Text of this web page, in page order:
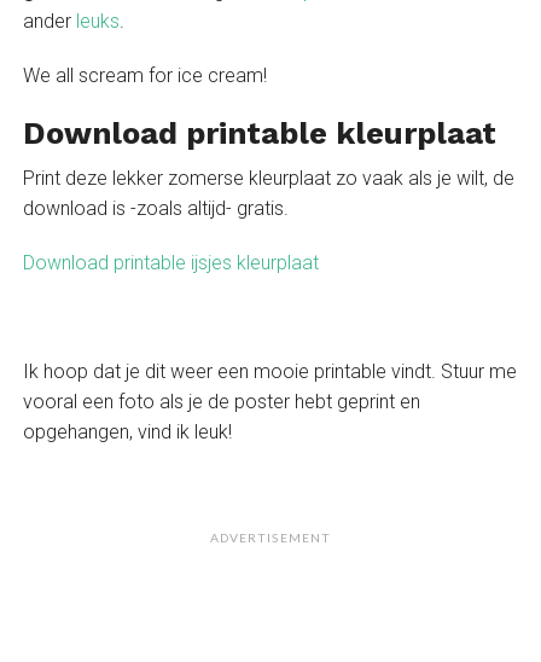
ander leuks.
We all scream for ice cream!
Download printable kleurplaat
Print deze lekker zomerse kleurplaat zo vaak als je wilt, de
download is -zoals altijd- gratis.
Download printable ijsjes kleurplaat
Ik hoop dat je dit weer een mooie printable vindt. Stuur me
vooral een foto als je de poster hebt geprint en
opgehangen, vind ik leuk!
ADVERTISEMENT